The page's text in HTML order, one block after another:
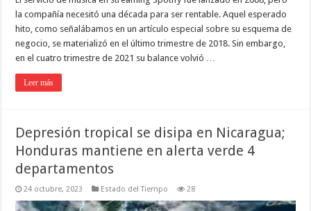
la compañía necesitó una década para ser rentable. Aquel esperado
hito, como señalábamos en un artículo especial sobre su esquema de
negocio, se materializó en el último trimestre de 2018. Sin embargo,
en el cuatro trimestre de 2021 su balance volvió …
Leer más
Depresión tropical se disipa en Nicaragua;
Honduras mantiene en alerta verde 4
departamentos
24 octubre, 2023 Estado del Tiempo 28